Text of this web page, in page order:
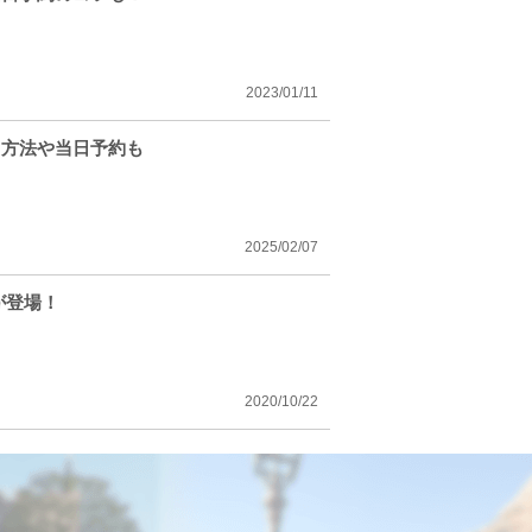
2023/01/11
法や当日予約も
2025/02/07
場！
2020/10/22